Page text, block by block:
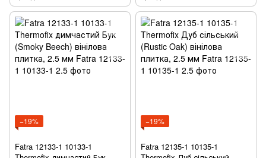
−19%
Fatra 12133-1 10133-1
−19%
Fatra 12135-1 10135-1